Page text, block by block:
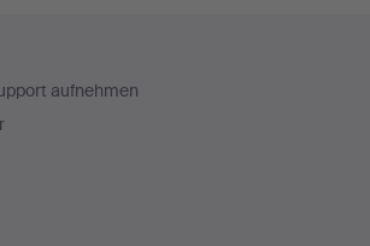
aufnehmen